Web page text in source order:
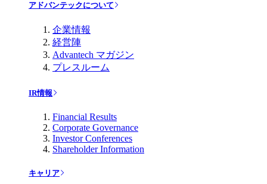
アドバンテックについて
企業情報
経営陣
Advantech マガジン
プレスルーム
IR情報
Financial Results
Corporate Governance
Investor Conferences
Shareholder Information
キャリア